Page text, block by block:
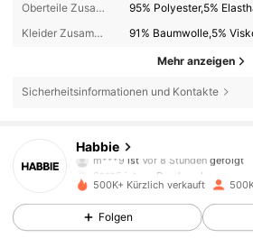
Oberteile Zusammensetzung:
95% Polyester,5%
Kleider Zusammensetzung:
91% Baumwolle,5%
Mehr anzeigen
Sicherheitsinformationen und Kontakte
Habbie
3***5ist am Durchsuchen
4,88
62K Follower
500K+ Kürzlich verkauft
Folgen